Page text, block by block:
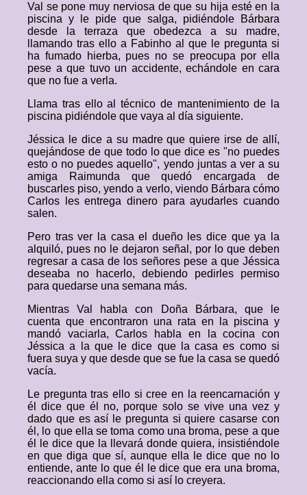
Val se pone muy nerviosa de que su hija esté en la
piscina y le pide que salga, pidiéndole Bárbara
desde la terraza que obedezca a su madre,
llamando tras ello a Fabinho al que le pregunta si
ha fumado hierba, pues no se preocupa por ella
pese a que tuvo un accidente, echándole en cara
que no fue a verla.
Llama tras ello al técnico de mantenimiento de la
piscina pidiéndole que vaya al día siguiente.
Jéssica le dice a su madre que quiere irse de allí,
quejándose de que todo lo que dice es "no puedes
esto o no puedes aquello", yendo juntas a ver a su
amiga Raimunda que quedó encargada de
buscarles piso, yendo a verlo, viendo Bárbara cómo
Carlos les entrega dinero para ayudarles cuando
salen.
Pero tras ver la casa el dueño les dice que ya la
alquiló, pues no le dejaron señal, por lo que deben
regresar a casa de los señores pese a que Jéssica
deseaba no hacerlo, debiendo pedirles permiso
para quedarse una semana más.
Mientras Val habla con Doña Bárbara, que le
cuenta que encontraron una rata en la piscina y
mandó vaciarla, Carlos habla en la cocina con
Jéssica a la que le dice que la casa es como si
fuera suya y que desde que se fue la casa se quedó
vacía.
Le pregunta tras ello si cree en la reencarnación y
él dice que él no, porque solo se vive una vez y
dado que es así le pregunta si quiere casarse con
él, lo que ella se toma como una broma, pese a que
él le dice que la llevará donde quiera, insistiéndole
en que diga que sí, aunque ella le dice que no lo
entiende, ante lo que él le dice que era una broma,
reaccionando ella como si así lo creyera.